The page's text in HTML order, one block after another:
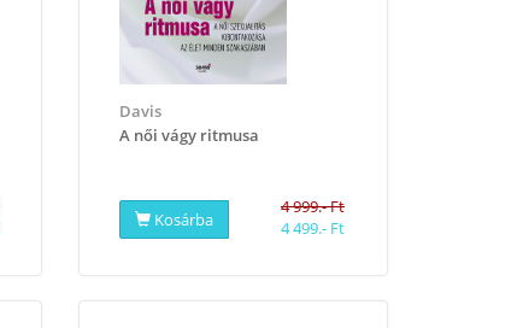
Davis
​A női vágy ritmusa
Kosárba
4 999.- Ft
4 499.- Ft